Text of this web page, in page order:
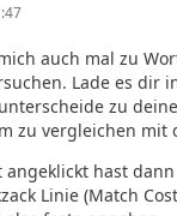
auch mal zu
Lade es dir
zu
zu vergleichen mit
angeklickt hast
Linie (Match